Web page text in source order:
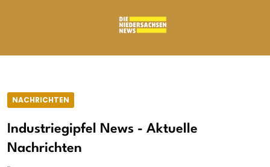
NACHRICHTEN
Industriegipfel News - Aktuelle
Nachrichten